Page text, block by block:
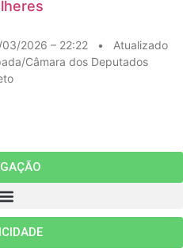
03/2026 – 22:22 • Atualizado
Câmara dos Deputados